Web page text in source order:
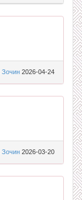
Зочин 2026-04-24
Зочин 2026-03-20